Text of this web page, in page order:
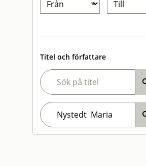
Titel och författare